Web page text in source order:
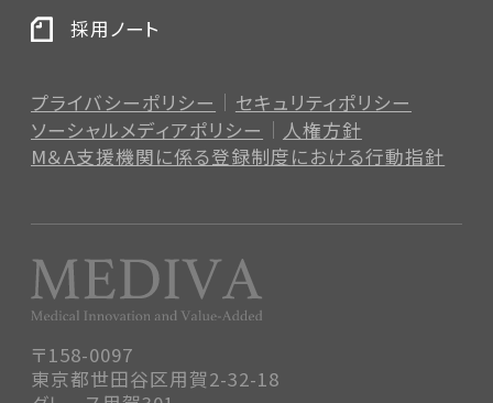
〒158-0097
東京都世田谷区用賀2-32-18
プライバシーポリシー
セキュリティポリシー
ソーシャルメディアポリシー
人権方針
M＆A支援機関に係る登録制度における行動指針
採用ノート